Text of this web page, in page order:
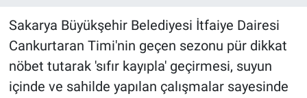
Sakarya Büyükşehir Belediyesi İtfaiye Dairesi
Cankurtaran Timi'nin geçen sezonu pür dikkat
nöbet tutarak 'sıfır kayıpla' geçirmesi, suyun
içinde ve sahilde yapılan çalışmalar sayesinde